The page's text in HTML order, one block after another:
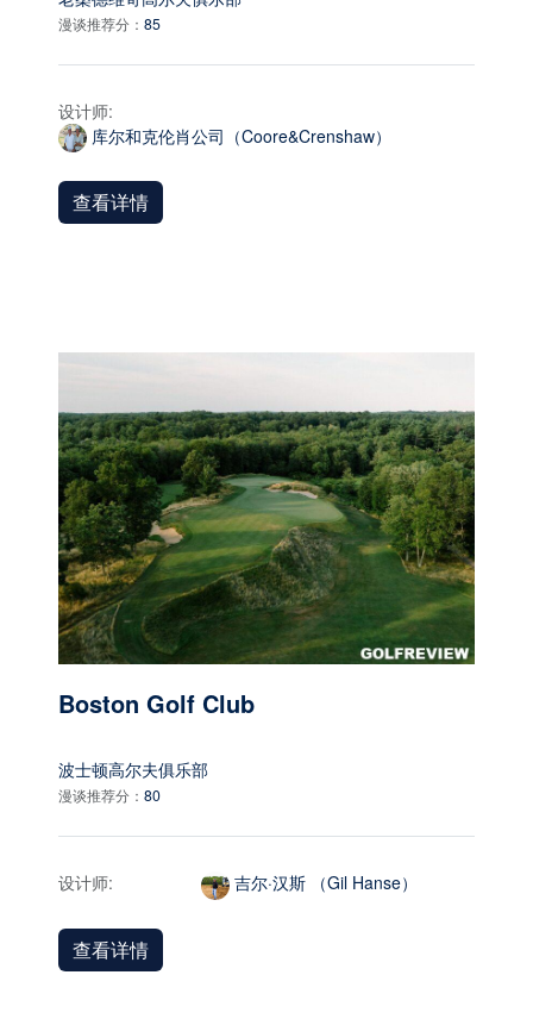
漫谈推荐分： 85
设计师:
库尔和克伦肖公司（Coore&Crenshaw）
查看详情
Boston Golf Club
波士顿高尔夫俱乐部
漫谈推荐分： 80
设计师: 吉尔·汉斯 （Gil Hanse）
查看详情